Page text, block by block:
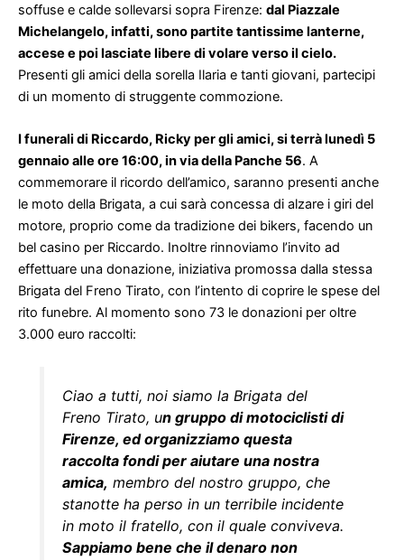
soffuse e calde sollevarsi sopra Firenze: dal Piazzale
Michelangelo, infatti, sono partite tantissime lanterne,
accese e poi lasciate libere di volare verso il cielo.
Presenti gli amici della sorella Ilaria e tanti giovani, partecipi
di un momento di struggente commozione.
I funerali di Riccardo, Ricky per gli amici, si terrà lunedì 5
gennaio alle ore 16:00, in via della Panche 56. A
commemorare il ricordo dell’amico, saranno presenti anche
le moto della Brigata, a cui sarà concessa di alzare i giri del
motore, proprio come da tradizione dei bikers, facendo un
bel casino per Riccardo. Inoltre rinnoviamo l’invito ad
effettuare una donazione, iniziativa promossa dalla stessa
Brigata del Freno Tirato, con l’intento di coprire le spese del
rito funebre. Al momento sono 73 le donazioni per oltre
3.000 euro raccolti:
Ciao a tutti, noi siamo la Brigata del
Freno Tirato, un gruppo di motociclisti di
Firenze, ed organizziamo questa
raccolta fondi per aiutare una nostra
amica, membro del nostro gruppo, che
stanotte ha perso in un terribile incidente
in moto il fratello, con il quale conviveva.
Sappiamo bene che il denaro non